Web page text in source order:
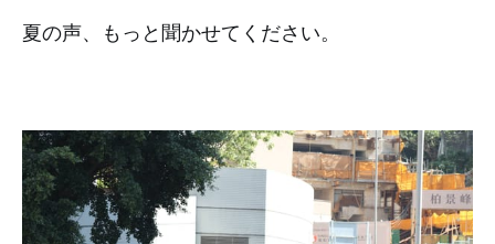
夏の声、もっと聞かせてください。